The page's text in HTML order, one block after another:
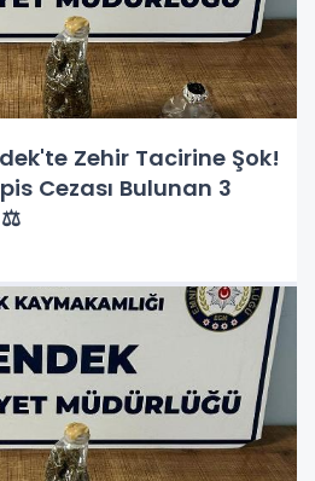
Zehir Tacirine Şok!
Cezası Bulunan 3
⚖️